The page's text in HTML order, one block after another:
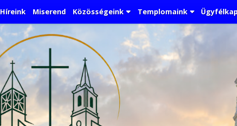
Híreink Miserend Közösségeink Templomaink